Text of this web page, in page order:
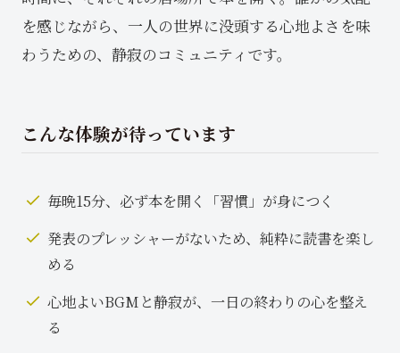
を感じながら、一人の世界に没頭する心地よさを味
わうための、静寂のコミュニティです。
こんな体験が待っています
毎晩15分、必ず本を開く「習慣」が身につく
発表のプレッシャーがないため、純粋に読書を楽し
める
心地よいBGMと静寂が、一日の終わりの心を整え
る